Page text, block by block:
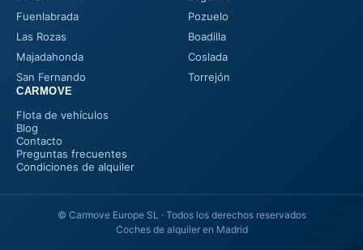
Fuenlabrada
Pozuelo
Las Rozas
Boadilla
Majadahonda
Coslada
San Fernando
Torrejón
CARMOVE
Flota de vehículos
Blog
Contacto
Preguntas frecuentes
Condiciones de alquiler
© Carmove Europe SL · Todos los derechos reservados
Coches de alquiler en Madrid